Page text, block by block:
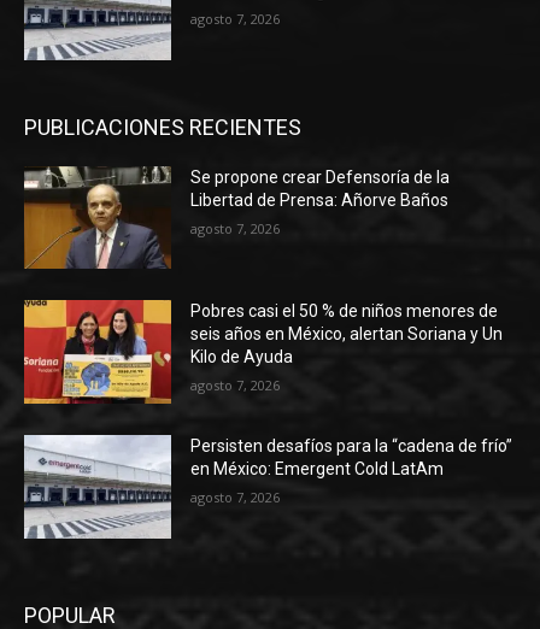
agosto 7, 2026
PUBLICACIONES RECIENTES
Se propone crear Defensoría de la
Libertad de Prensa: Añorve Baños
agosto 7, 2026
Pobres casi el 50 % de niños menores de
seis años en México, alertan Soriana y Un
Kilo de Ayuda
agosto 7, 2026
Persisten desafíos para la “cadena de frío”
en México: Emergent Cold LatAm
agosto 7, 2026
POPULAR